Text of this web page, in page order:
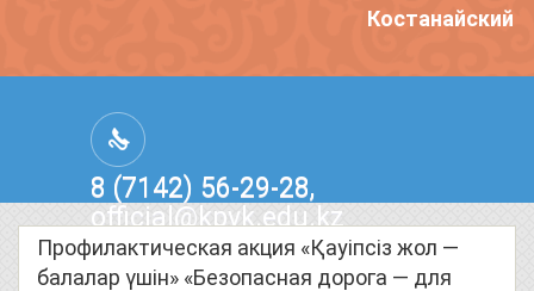
Костанайский
8 (7142) 56-29-28,
official@kpvk.edu.kz
г.Костанай, Проспект Кобыланды
Батыра, 3
Профилактическая акция «Қауіпсіз жол —
балалар үшін» «Безопасная дорога — для